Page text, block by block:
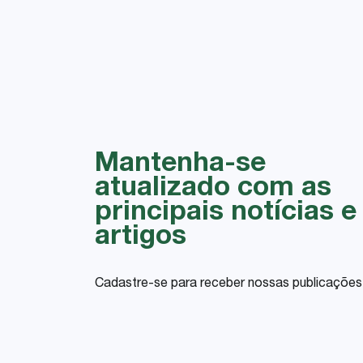
Mantenha-se
atualizado com as
principais notícias e
artigos
Cadastre-se para receber nossas